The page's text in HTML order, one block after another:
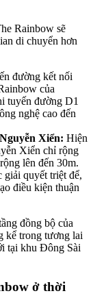
Rainbow sẽ
di chuyển hơn
đường kết nối
của
tuyến đường D1
nghệ cao đến
Xiển: Hiện
Xiển chỉ rộng
lên đến 30m.
giải quyết triệt để,
điều kiện thuận
đồng bộ của
kể trong tương lai
tại khu Đông Sài
ở thời